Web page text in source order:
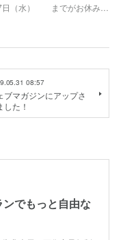
日（水） までがお休み…
08:57
ブマガジンにアップさ
した！
でもっと自由な